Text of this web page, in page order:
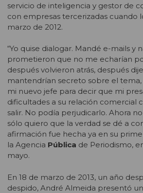
servicio de inteligencia y gestor de
con empresas tercerizadas cuando
marzo de 2012.
“Yo quise dialogar. Mandé e-mails y
prometieron que no me echarían
después volvieron atrás, después
mantendrían secreto sobre el
mi nuevo jefe para decir que mi
dificultades a su relación comercial
salir. No podía perjudicarlo. Ahora
sólo quiero que la verdad se dé a
afirmación fue hecha ya en su
la Agencia Pública de Periodismo,
mayo.
En 18 de marzo de 2013, un año
despido, André Almeida presentó